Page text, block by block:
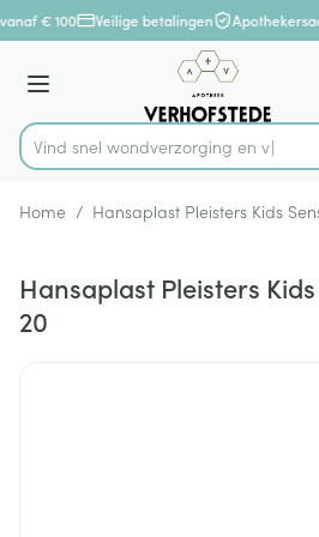
Ga naar de inhoud
1 van 1
€ 100 Veilige betalingen
Menu
Product, merk, categorie...
Vind snel wondverzorg
Home / Hansaplast Pleisters Kids
Hansaplast Pleisters
20